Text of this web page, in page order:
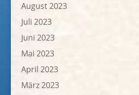
August 2023
Juli 2023
Juni 2023
Mai 2023
April 2023
März 2023